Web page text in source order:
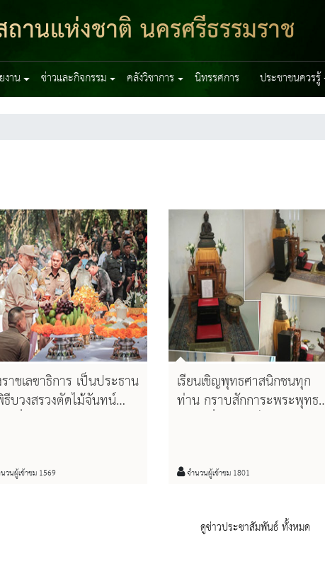
นแห่งชาติ นครศรีธรรมราช
งาน ข่าวและกิจกรรม คลังวิชาการ นิทรรศการ ประชาชนควรรู้
าชเลขาธิการ เป็นประธาน
บวงสรวงตัดไม้จันทน์
วนผู้เข้าชม 1569
เรียนเชิญพุทธศาสนิกชนทุก
ท่าน กราบสักการะพระพุทธสิ
จำนวนผู้เข้าชม 1801
ดูข่าวประชาสัมพันธ์ ทั้งหมด